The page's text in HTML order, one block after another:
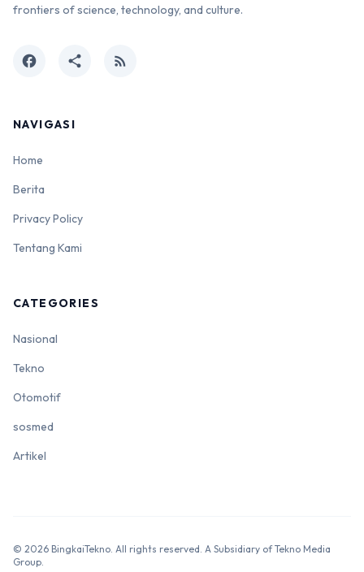
frontiers of science, technology, and culture.
facebook share rss_feed
NAVIGASI
Home
Berita
Privacy Policy
Tentang Kami
CATEGORIES
Nasional
Tekno
Otomotif
sosmed
Artikel
© 2026 BingkaiTekno. All rights reserved. A Subsidiary of Tekno Media
Group.